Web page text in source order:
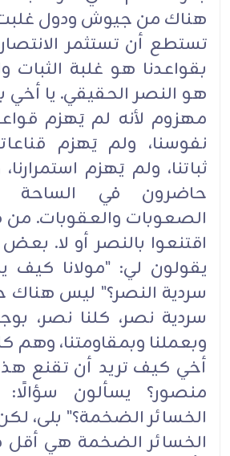
هناك من جيوش ودول
تستطع أن تستثمر
بقواعدنا هو غلبة الثبات
هو النصر الحقيقي. يا أخي
مهزوم لأنه لم يَهزم
نفوسنا، ولم يَهزم
ثباتنا، ولم يَهزم
حاضرون في الساحة
الصعوبات والعقوبات. من
اقتنعوا بالنصر أو لا. بعض
يقولون لي: "مولانا
سردية النصر؟" ليس هناك
سردية نصر، كلنا نصر،
وبعملنا وبمقاومتنا، وهم
أخي كيف تريد أن تقنع
منصور؟ يسألون سؤالًا:
الخسائر الضخمة؟" بلى،
الخسائر الضخمة هي أقل